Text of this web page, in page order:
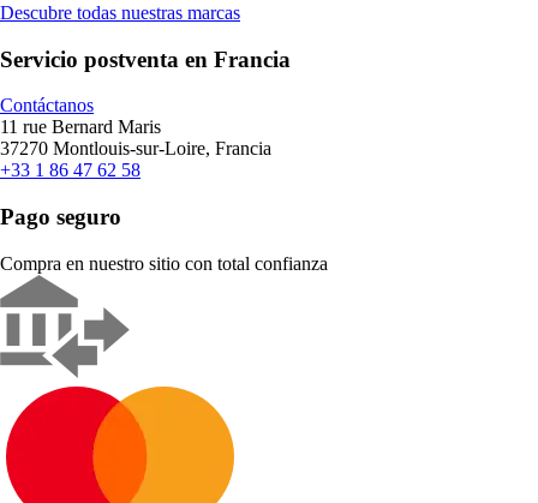
Descubre todas nuestras marcas
Servicio postventa en Francia
Contáctanos
11 rue Bernard Maris
37270 Montlouis-sur-Loire, Francia
+33 1 86 47 62 58
Pago seguro
Compra en nuestro sitio con total confianza